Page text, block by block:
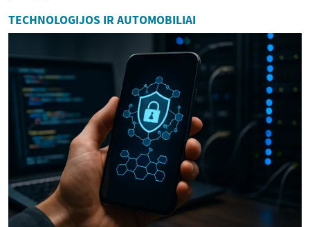
TECHNOLOGIJOS IR AUTOMOBILIAI